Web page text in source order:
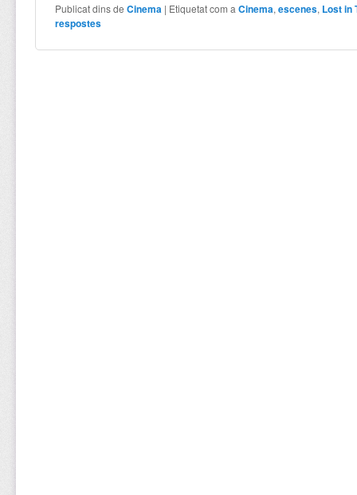
Publicat dins de Cinema | Etiquetat com a Cinema,escenes, Lost in
respostes